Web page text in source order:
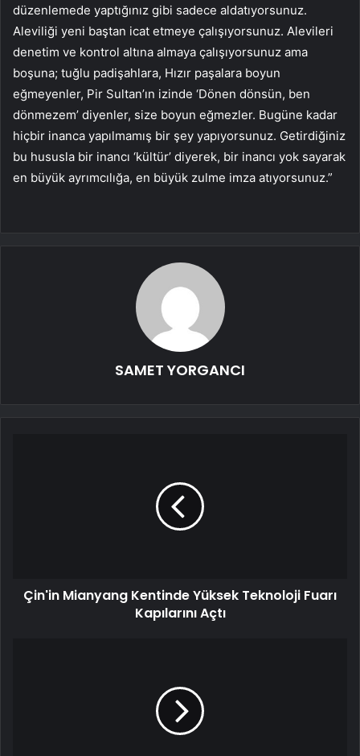
düzenlemede yaptığınız gibi sadece aldatıyorsunuz.
Aleviliği yeni baştan icat etmeye çalışıyorsunuz. Alevileri
denetim ve kontrol altına almaya çalışıyorsunuz ama
boşuna; tuğlu padişahlara, Hızır paşalara boyun
eğmeyenler, Pir Sultan’ın izinde ‘Dönen dönsün, ben
dönmezem’ diyenler, size boyun eğmezler. Bugüne kadar
hiçbir inanca yapılmamış bir şey yapıyorsunuz. Getirdiğiniz
bu hususla bir inancı ‘kültür’ diyerek, bir inancı yok sayarak
en büyük ayrımcılığa, en büyük zulme imza atıyorsunuz.”
SAMET YORGANCI
Çin'in Mianyang Kentinde Yüksek Teknoloji Fuarı
Kapılarını Açtı